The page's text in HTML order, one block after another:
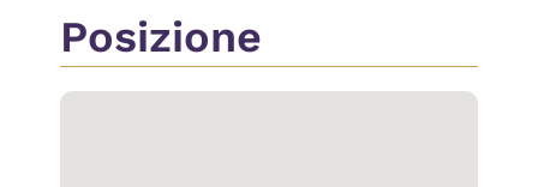
Posizione